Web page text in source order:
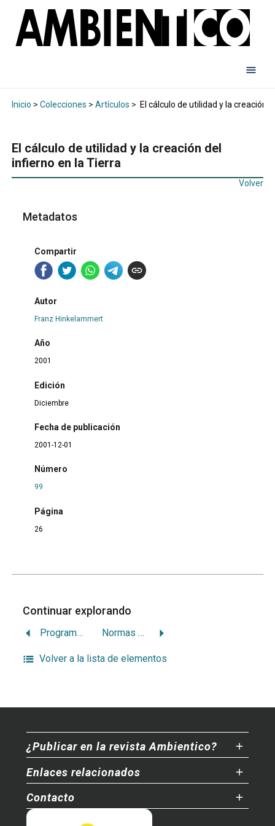
Inicio > Colecciones > Artículos > El cálculo de utilidad y la creación
El cálculo de utilidad y la creación del
infierno en la Tierra
Volver
Metadatos
Compartir
Autor
Franz Hinkelammert
Año
2001
Edición
Diciembre
Fecha de publicación
2001-12-01
Número
99
Página
26
Continuar explorando
Programas ambientales de candidatos tratan el ambiente como una variable más Normas de acceso a los recursos bioquímicos y genéticos
Volver a la lista de elementos
¿Publicar en la revista Ambientico?
Enlaces relacionados
Contacto